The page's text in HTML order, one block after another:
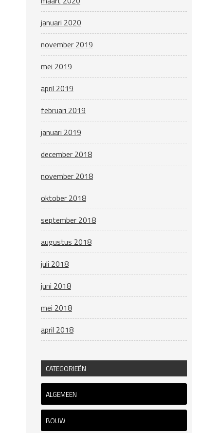
januari 2020
november 2019
mei 2019
april 2019
februari 2019
januari 2019
december 2018
november 2018
oktober 2018
september 2018
augustus 2018
juli 2018
juni 2018
mei 2018
april 2018
CATEGORIEËN
ALGEMEEN
BOUW